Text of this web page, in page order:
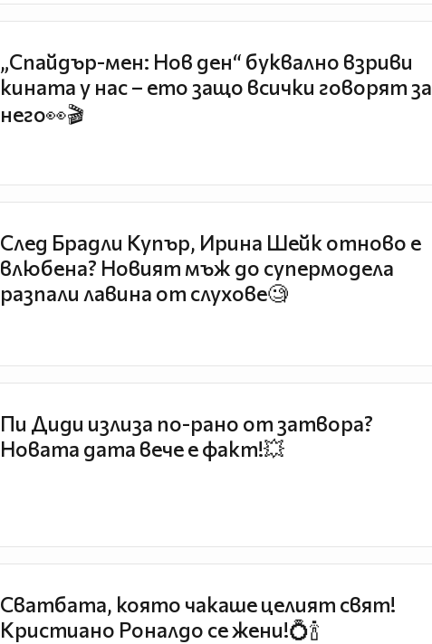
„Спайдър-мен: Нов ден“ буквално взриви
кината у нас – ето защо всички говорят за
него👀🎬
След Брадли Купър, Ирина Шейк отново е
влюбена? Новият мъж до супермодела
разпали лавина от слухове🧐
Пи Диди излиза по-рано от затвора?
Новата дата вече е факт!💥
Сватбата, която чакаше целият свят!
Кристиано Роналдо се жени!💍🍾